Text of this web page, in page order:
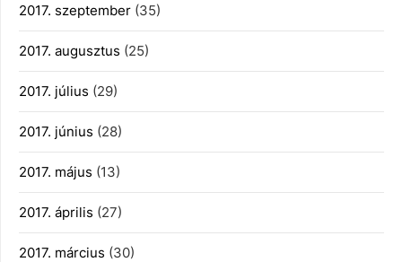
2017. szeptember (35)
2017. augusztus (25)
2017. július (29)
2017. június (28)
2017. május (13)
2017. április (27)
2017. március (30)